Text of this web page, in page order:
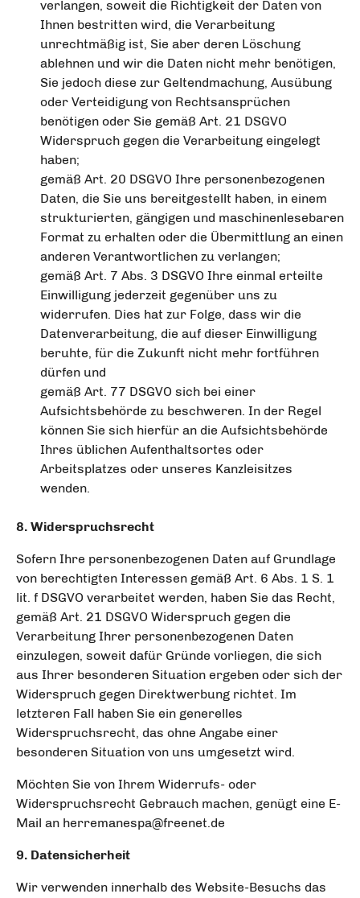
verlangen, soweit die Richtigkeit der Daten von
Ihnen bestritten wird, die Verarbeitung
unrechtmäßig ist, Sie aber deren Löschung
ablehnen und wir die Daten nicht mehr benötigen,
Sie jedoch diese zur Geltendmachung, Ausübung
oder Verteidigung von Rechtsansprüchen
benötigen oder Sie gemäß Art. 21 DSGVO
Widerspruch gegen die Verarbeitung eingelegt
haben;
gemäß Art. 20 DSGVO Ihre personenbezogenen
Daten, die Sie uns bereitgestellt haben, in einem
strukturierten, gängigen und maschinenlesebaren
Format zu erhalten oder die Übermittlung an einen
anderen Verantwortlichen zu verlangen;
gemäß Art. 7 Abs. 3 DSGVO Ihre einmal erteilte
Einwilligung jederzeit gegenüber uns zu
widerrufen. Dies hat zur Folge, dass wir die
Datenverarbeitung, die auf dieser Einwilligung
beruhte, für die Zukunft nicht mehr fortführen
dürfen und
gemäß Art. 77 DSGVO sich bei einer
Aufsichtsbehörde zu beschweren. In der Regel
können Sie sich hierfür an die Aufsichtsbehörde
Ihres üblichen Aufenthaltsortes oder
Arbeitsplatzes oder unseres Kanzleisitzes
wenden.
8. Widerspruchsrecht
Sofern Ihre personenbezogenen Daten auf Grundlage
von berechtigten Interessen gemäß Art. 6 Abs. 1 S. 1
lit. f DSGVO verarbeitet werden, haben Sie das Recht,
gemäß Art. 21 DSGVO Widerspruch gegen die
Verarbeitung Ihrer personenbezogenen Daten
einzulegen, soweit dafür Gründe vorliegen, die sich
aus Ihrer besonderen Situation ergeben oder sich der
Widerspruch gegen Direktwerbung richtet. Im
letzteren Fall haben Sie ein generelles
Widerspruchsrecht, das ohne Angabe einer
besonderen Situation von uns umgesetzt wird.
Möchten Sie von Ihrem Widerrufs- oder
Widerspruchsrecht Gebrauch machen, genügt eine E-
Mail an herremanespa@freenet.de
9. Datensicherheit
Wir verwenden innerhalb des Website-Besuchs das